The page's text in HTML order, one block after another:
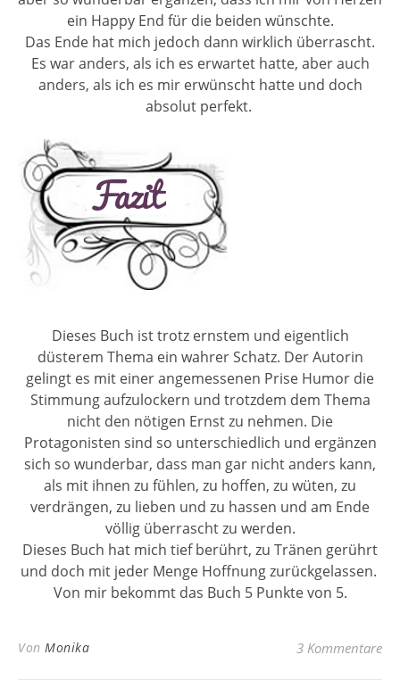
ein Happy End für die beiden wünschte.
Das Ende hat mich jedoch dann wirklich überrascht.
Es war anders, als ich es erwartet hatte, aber auch
anders, als ich es mir erwünscht hatte und doch
absolut perfekt.
Dieses Buch ist trotz ernstem und eigentlich
düsterem Thema ein wahrer Schatz. Der Autorin
gelingt es mit einer angemessenen Prise Humor die
Stimmung aufzulockern und trotzdem dem Thema
nicht den nötigen Ernst zu nehmen. Die
Protagonisten sind so unterschiedlich und ergänzen
sich so wunderbar, dass man gar nicht anders kann,
als mit ihnen zu fühlen, zu hoffen, zu wüten, zu
verdrängen, zu lieben und zu hassen und am Ende
völlig überrascht zu werden.
Dieses Buch hat mich tief berührt, zu Tränen gerührt
und doch mit jeder Menge Hoffnung zurückgelassen.
Von mir bekommt das Buch 5 Punkte von 5.
Von Monika 3 Kommentare